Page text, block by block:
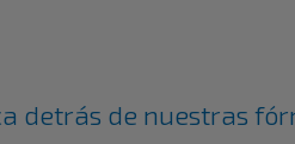
detrás de nuestras